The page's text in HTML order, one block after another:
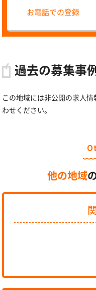
お電話での登録
過去の募集事例
この地域には非公開の求人
わせください。
他の地域